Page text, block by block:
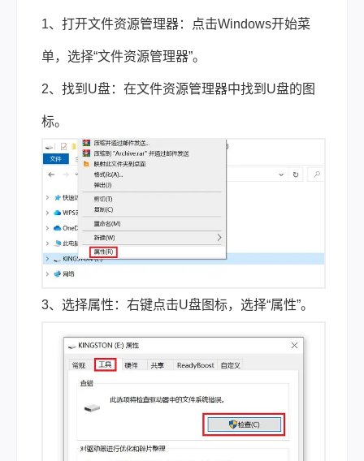
1、打开文件资源管理器：点击Windows开始菜
单，选择“文件资源管理器”。
2、找到U盘：在文件资源管理器中找到U盘的图
标。
3、选择属性：右键点击U盘图标，选择“属性”。